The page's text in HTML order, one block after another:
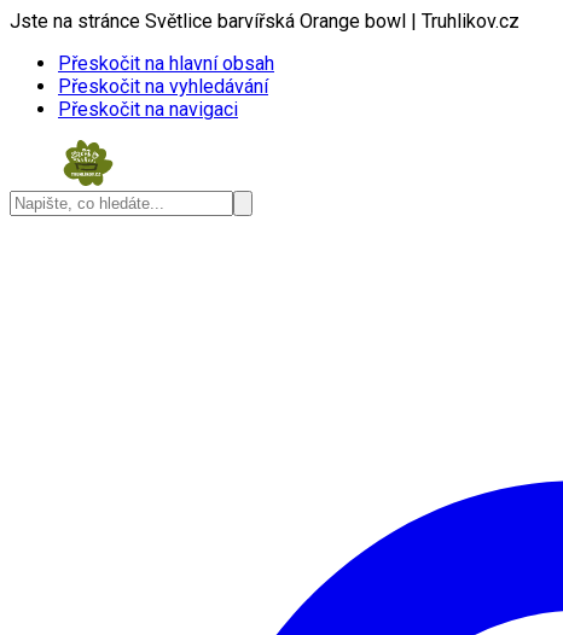
Jste na stránce Světlice barvířská Orange bowl | Truhlikov.cz
Přeskočit na hlavní obsah
Přeskočit na vyhledávání
Přeskočit na navigaci